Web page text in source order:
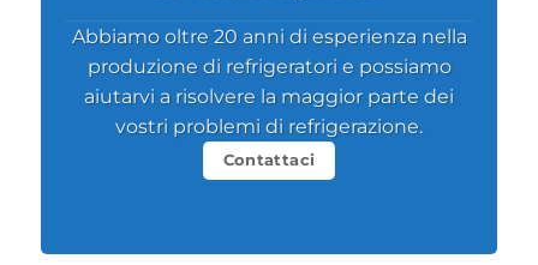
Abbiamo oltre 20 anni di esperienza nella
produzione di refrigeratori e possiamo
aiutarvi a risolvere la maggior parte dei
vostri problemi di refrigerazione.
Contattaci